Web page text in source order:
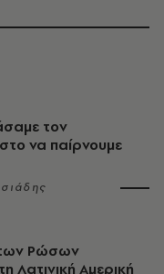
τον
να παίρνουμε
των Ρώσων
Λατινική Αμερική